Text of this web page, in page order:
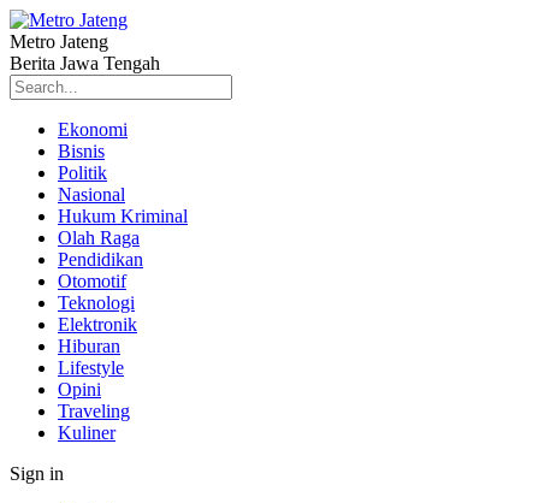
Metro Jateng
Berita Jawa Tengah
Ekonomi
Bisnis
Politik
Nasional
Hukum Kriminal
Olah Raga
Pendidikan
Otomotif
Teknologi
Elektronik
Hiburan
Lifestyle
Opini
Traveling
Kuliner
Sign in